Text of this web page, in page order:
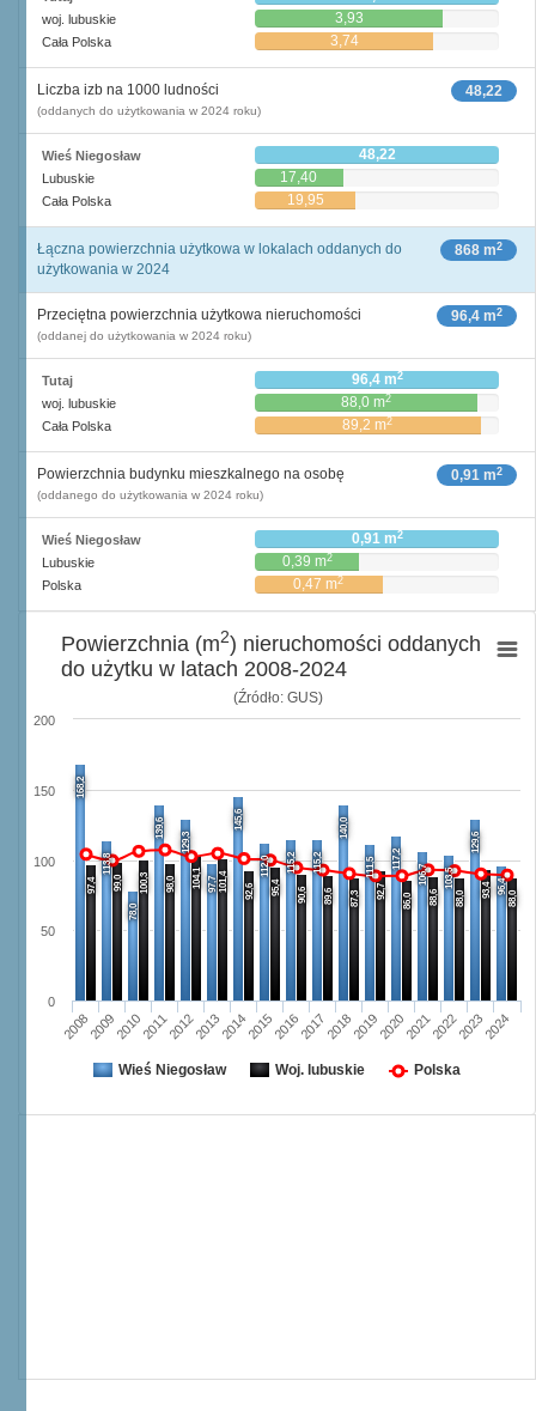
woj. lubuskie 3,93
Cała Polska 3,74
48,22
Liczba izb na 1000 ludności
(oddanych do użytkowania w 2024 roku)
Wieś Niegosław 48,22
Lubuskie 17,40
Cała Polska 19,95
868 m2
Łączna powierzchnia użytkowa w lokalach oddanych do
użytkowania w 2024
96,4 m2
Przeciętna powierzchnia użytkowa nieruchomości
(oddanej do użytkowania w 2024 roku)
Tutaj 96,4 m2
woj. lubuskie 88,0 m2
Cała Polska 89,2 m2
0,91 m2
Powierzchnia budynku mieszkalnego na osobę
(oddanego do użytkowania w 2024 roku)
Wieś Niegosław 0,91 m2
Lubuskie 0,39 m2
Polska 0,47 m2
(Źródło: GUS)
168,2
113,8
78,0
139,6
129,3
97,7
145,6
112,0 115,2 115,2
140,0
111,5
117,2
106,7 103,5
129,6
96,4
97,4 99,0 100,3 98,0 104,1 101,4 92,6 95,4 90,6 89,6 87,3 92,7
86,0 88,6 88,0 93,4 88,0
20082009201020112012201320142015201620172018201920202021202220232024
0
50
100
150
200
Powierzchnia (m2) nieruchomości oddanych
do użytku w latach 2008-2024
Wieś Niegosław Woj. lubuskie Polska